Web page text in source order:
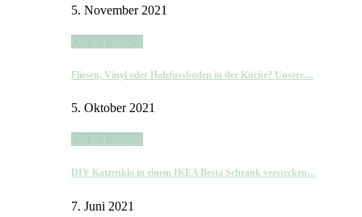
5. November 2021
Fliesen, Vinyl oder Holzfussboden in der Küche? Unsere…
5. Oktober 2021
DIY Katzenklo in einem IKEA Besta Schrank verstecken…
7. Juni 2021